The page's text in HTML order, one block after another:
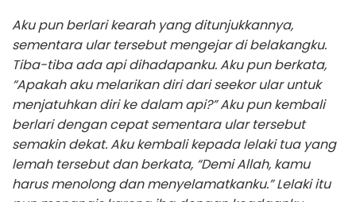
Aku pun berlari kearah yang ditunjukkannya,
sementara ular tersebut mengejar di belakangku.
Tiba-tiba ada api dihadapanku. Aku pun berkata,
“Apakah aku melarikan diri dari seekor ular untuk
menjatuhkan diri ke dalam api?” Aku pun kembali
berlari dengan cepat sementara ular tersebut
semakin dekat. Aku kembali kepada lelaki tua yang
lemah tersebut dan berkata, “Demi Allah, kamu
harus menolong dan menyelamatkanku.” Lelaki itu